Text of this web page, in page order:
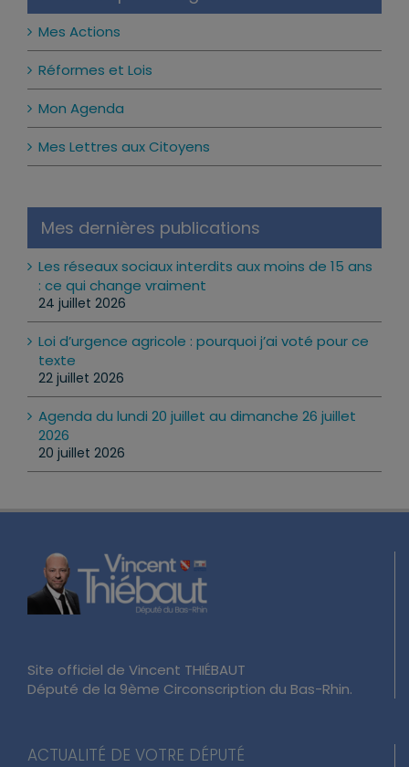
Actualité par catégories
Mes Actions
Réformes et Lois
Mon Agenda
Mes Lettres aux Citoyens
Mes dernières publications
Les réseaux sociaux interdits aux moins de 15 ans
: ce qui change vraiment
24 juillet 2026
Loi d’urgence agricole : pourquoi j’ai voté pour ce
texte
22 juillet 2026
Agenda du lundi 20 juillet au dimanche 26 juillet
2026
20 juillet 2026
Site officiel de Vincent THIÉBAUT